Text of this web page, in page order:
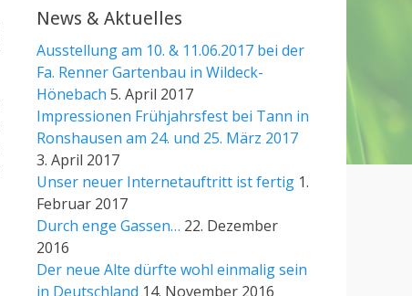
News & Aktuelles
Ausstellung am 10. & 11.06.2017 bei der
Fa. Renner Gartenbau in Wildeck-
Hönebach 5. April 2017
Impressionen Frühjahrsfest bei Tann in
Ronshausen am 24. und 25. März 2017
3. April 2017
Unser neuer Internetauftritt ist fertig 1.
Februar 2017
Durch enge Gassen… 22. Dezember
2016
Der neue Alte dürfte wohl einmalig sein
in Deutschland 14. November 2016